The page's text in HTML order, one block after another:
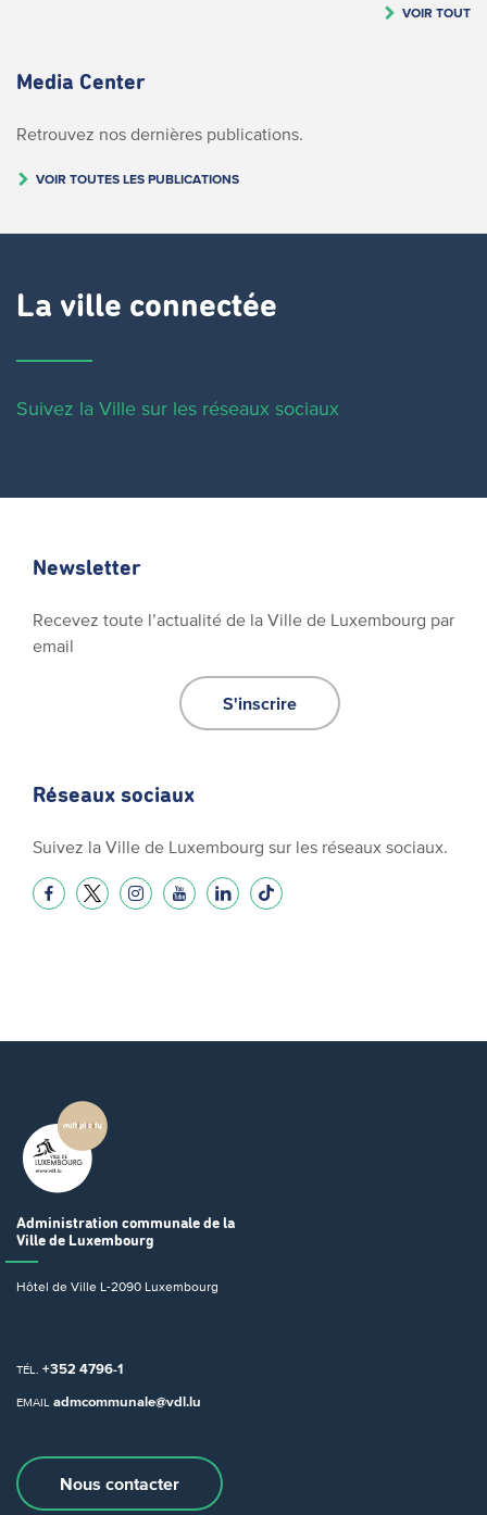
VOIR TOUT
Media Center
Retrouvez nos dernières publications.
VOIR TOUTES LES PUBLICATIONS
La ville connectée
Suivez la Ville sur les réseaux sociaux
Newsletter
Recevez toute l’actualité de la Ville de Luxembourg par
email
S'inscrire
Réseaux sociaux
Suivez la Ville de Luxembourg sur les réseaux sociaux.
Administration communale de la
Ville de Luxembourg
Hôtel de Ville L-2090 Luxembourg
TÉL. +352 4796-1
EMAIL admcommunale@vdl.lu
Nous contacter